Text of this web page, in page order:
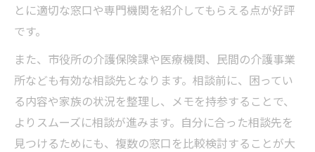
とに適切な窓口や専門機関を紹介してもらえる点が好評
です。
また、市役所の介護保険課や医療機関、民間の介護事業
所なども有効な相談先となります。相談前に、困ってい
る内容や家族の状況を整理し、メモを持参することで、
よりスムーズに相談が進みます。自分に合った相談先を
見つけるためにも、複数の窓口を比較検討することが大